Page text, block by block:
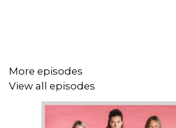
More episodes
View all episodes